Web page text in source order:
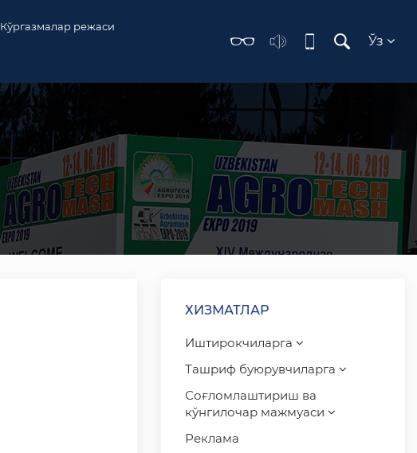
Кўргазмалар режаси
Ўз
ХИЗМАТЛАР
Иштирокчиларга
Ташриф буюрувчиларга
Соғломлаштириш ва
кўнгилочар мажмуаси
Реклама